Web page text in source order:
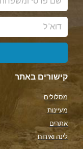
קישורים באתר
מסלולים
מעיינות
אתרים
לינה ואירוח